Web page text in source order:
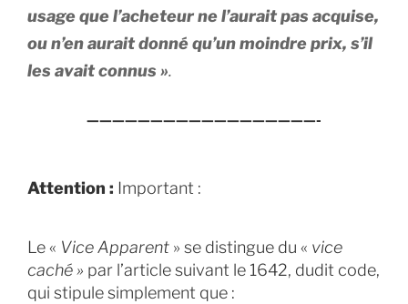
usage que l’acheteur ne l’aurait pas acquise,
ou n’en aurait donné qu’un moindre prix, s’il
les avait connus ».
——————————————————-
Attention : Important :
Le « Vice Apparent » se distingue du « vice
caché » par l’article suivant le 1642, dudit code,
qui stipule simplement que :